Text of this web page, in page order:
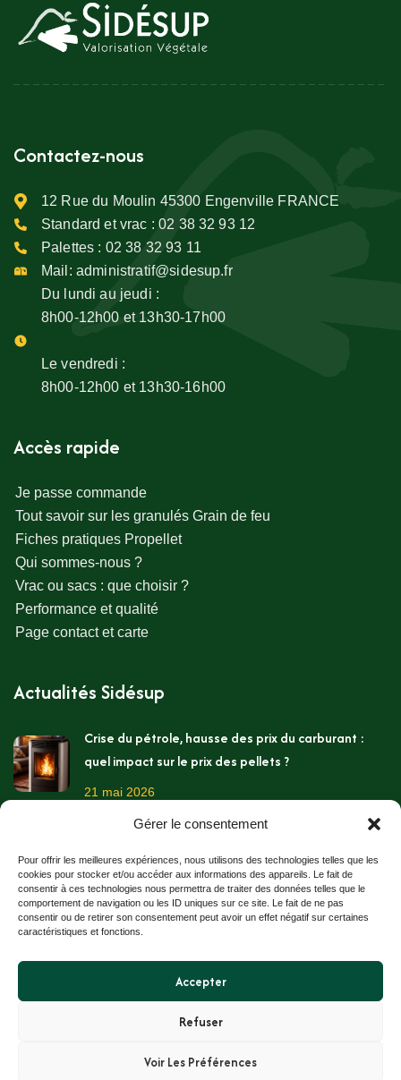
Gérer le consentement
Pour offrir les meilleures expériences, nous utilisons des technologies telles que les
cookies pour stocker et/ou accéder aux informations des appareils. Le fait de
consentir à ces technologies nous permettra de traiter des données telles que le
comportement de navigation ou les ID uniques sur ce site. Le fait de ne pas
consentir ou de retirer son consentement peut avoir un effet négatif sur certaines
caractéristiques et fonctions.
Accepter
Refuser
Voir Les Préférences
Contactez-nous
12 Rue du Moulin 45300 Engenville FRANCE
Standard et vrac :02 38 32 93 12
Palettes : 02 38 32 93 11
Mail: administratif@sidesup.fr
Du lundi au jeudi :
8h00-12h00 et 13h30-17h00
Le vendredi :
8h00-12h00 et 13h30-16h00
Accès rapide
Je passe commande
Tout savoir sur les granulés Grain de feu
Fiches pratiques Propellet
Qui sommes-nous ?
Vrac ou sacs : que choisir ?
Performance et qualité
Page contact et carte
Actualités Sidésup
Crise du pétrole, hausse des prix du carburant :
quel impact sur le prix des pellets ?
21 mai 2026
Les températures montent, c’est pourtant le
moment de préparer l’hiver !
11 mai 2026
Stockage des granulés bois chez soi